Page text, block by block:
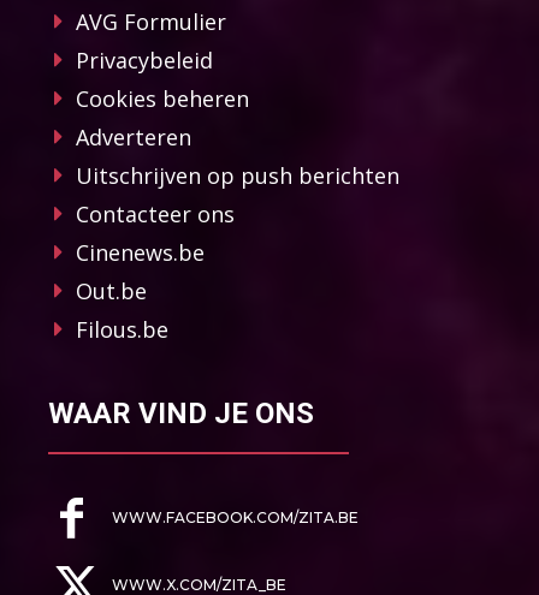
AVG Formulier
Privacybeleid
Cookies beheren
Adverteren
Uitschrijven op push berichten
Contacteer ons
Cinenews.be
Out.be
Filous.be
WAAR VIND JE ONS
WWW.FACEBOOK.COM/ZITA.BE
WWW.X.COM/ZITA_BE